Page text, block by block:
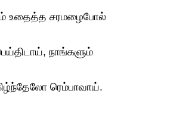
உதைத்த சரமழைபோல்
நாங்களும்
ரெம்பாவாய்.